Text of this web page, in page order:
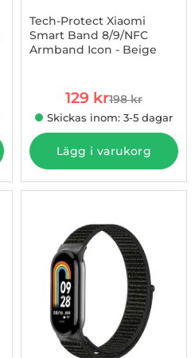
Tech-Protect Xiaomi
Smart Band 8/9/NFC
Armband Icon - Beige
rea pris
129 krtidigare pris
198 kr
Skickas inom: 3-5 dagar
Lägg i varukorg